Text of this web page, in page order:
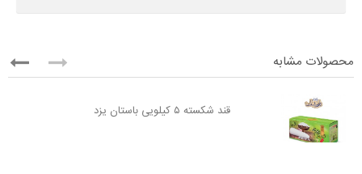
محصولات مشابه
قند شکسته ۵ کیلویی باستان یزد